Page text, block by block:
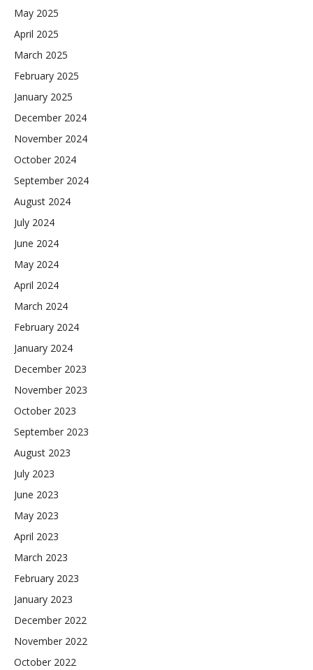
May 2025
April 2025
March 2025
February 2025
January 2025
December 2024
November 2024
October 2024
September 2024
August 2024
July 2024
June 2024
May 2024
April 2024
March 2024
February 2024
January 2024
December 2023
November 2023
October 2023
September 2023
August 2023
July 2023
June 2023
May 2023
April 2023
March 2023
February 2023
January 2023
December 2022
November 2022
October 2022